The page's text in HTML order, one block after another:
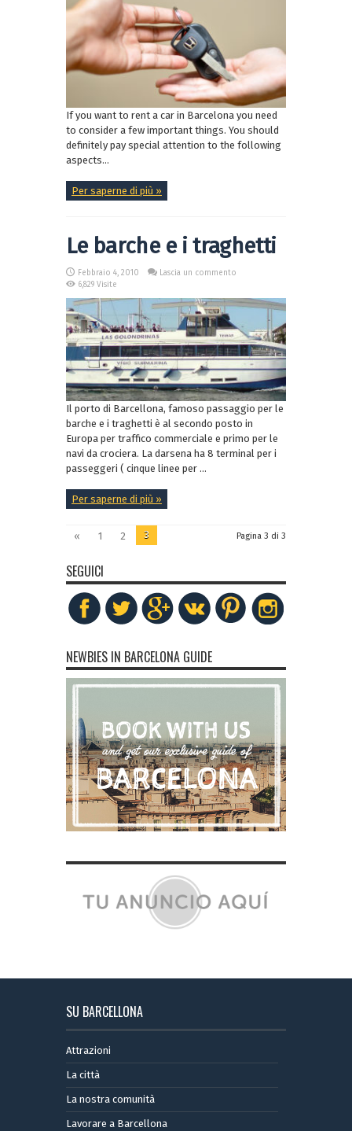
If you want to rent a car in Barcelona you need
to consider a few important things. You should
definitely pay special attention to the following
aspects...
Per saperne di più »
Le barche e i traghetti
Febbraio 4, 2010
Lascia un commento
6,829 Visite
Il porto di Barcellona, famoso passaggio per le
barche e i traghetti è al secondo posto in
Europa per traffico commerciale e primo per le
navi da crociera. La darsena ha 8 terminal per i
passeggeri ( cinque linee per ...
Per saperne di più »
Pagina 3 di 3
« 1 2 3
SEGUICI
NEWBIES IN BARCELONA GUIDE
SU BARCELLONA
Attrazioni
La città
La nostra comunità
Lavorare a Barcellona